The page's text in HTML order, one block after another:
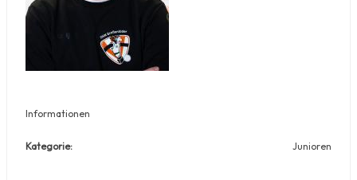
Informationen
Kategorie: Junioren